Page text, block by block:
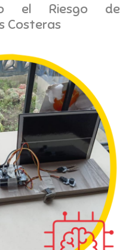
el Riesgo de
Costeras